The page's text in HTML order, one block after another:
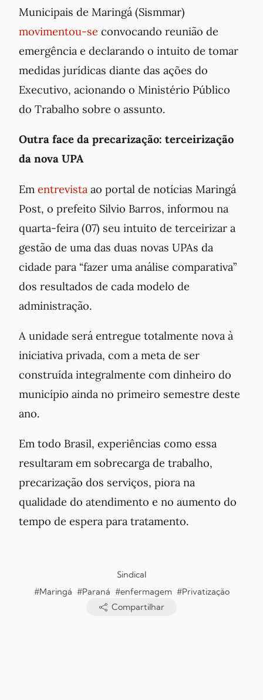
Municipais de Maringá (Sismmar)
movimentou-se convocando reunião de
emergência e declarando o intuito de tomar
medidas jurídicas diante das ações do
Executivo, acionando o Ministério Público
do Trabalho sobre o assunto.
Outra face da precarização: terceirização
da nova UPA
Em entrevista ao portal de notícias Maringá
Post, o prefeito Silvio Barros, informou na
quarta-feira (07) seu intuito de terceirizar a
gestão de uma das duas novas UPAs da
cidade para “fazer uma análise comparativa”
dos resultados de cada modelo de
administração.
A unidade será entregue totalmente nova à
iniciativa privada, com a meta de ser
construída integralmente com dinheiro do
município ainda no primeiro semestre deste
ano.
Em todo Brasil, experiências como essa
resultaram em sobrecarga de trabalho,
precarização dos serviços, piora na
qualidade do atendimento e no aumento do
tempo de espera para tratamento.
Sindical
#Maringá #Paraná #enfermagem #Privatização
Compartilhar